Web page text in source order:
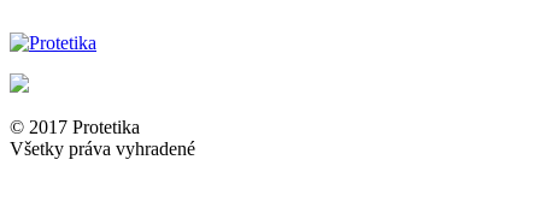
© 2017 Protetika
Všetky práva vyhradené